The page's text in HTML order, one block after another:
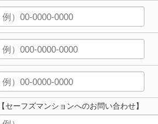
【セーフズマンションへのお問い合わせ】